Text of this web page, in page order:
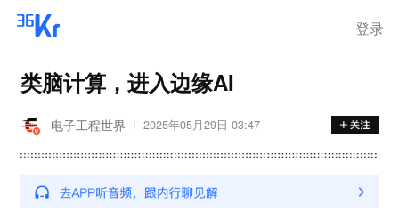
登录
类脑计算，进入边缘AI
电子工程世界 2025年05月29日 03:47